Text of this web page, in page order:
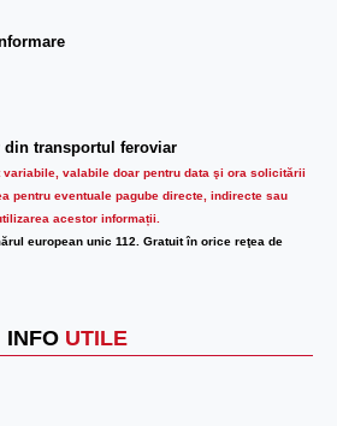
transportul feroviar
valabile doar pentru data şi ora solicitării
pentru eventuale pagube directe, indirecte sau
acestor informații.
european unic 112. Gratuit în orice reţea de
INFO UTILE